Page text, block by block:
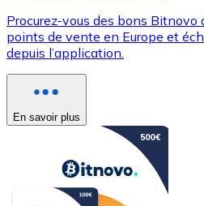
Procurez-vous des bons Bitnovo
points de vente en Europe et
depuis l’application.
En savoir plus